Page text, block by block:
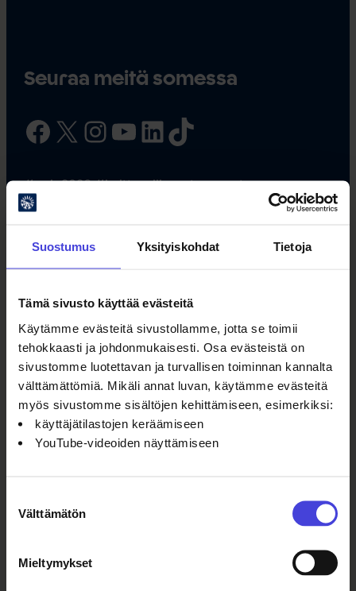
Suostumus Yksityiskohdat Tietoja
Tämä sivusto käyttää evästeitä
Käytämme evästeitä sivustollamme, jotta se toimii
tehokkaasti ja johdonmukaisesti. Osa evästeistä on
sivustomme luotettavan ja turvallisen toiminnan kannalta
välttämättömiä. Mikäli annat luvan, käytämme evästeitä
myös sivustomme sisältöjen kehittämiseen, esimerkiksi:
käyttäjätilastojen keräämiseen
YouTube-videoiden näyttämiseen
valinta
Välttämätön
Mieltymykset
Seuraa meitä somessa
Facebook X InstagramYouTube LinkedIn TikTok
#oulu2026 #kulttuuriilmastonmuutos
Oulun kulttuurisäätiö
Oulu2026 Info
Kauppurienkatu 10
Kauppakeskus Pekuri 2krs
info@oulu2026.eu
Tapahtumat